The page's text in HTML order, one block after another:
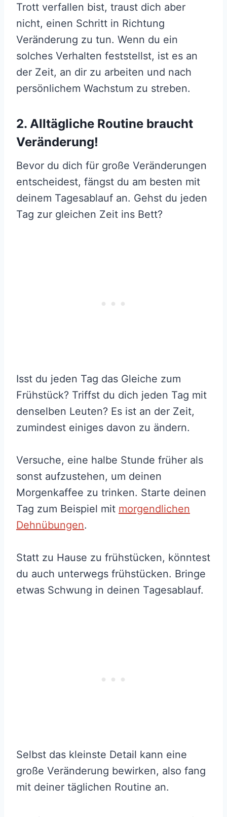
Trott verfallen bist, traust dich aber
nicht, einen Schritt in Richtung
Veränderung zu tun. Wenn du ein
solches Verhalten feststellst, ist es an
der Zeit, an dir zu arbeiten und nach
persönlichem Wachstum zu streben.
2. Alltägliche Routine braucht
Veränderung!
Bevor du dich für große Veränderungen
entscheidest, fängst du am besten mit
deinem Tagesablauf an. Gehst du jeden
Tag zur gleichen Zeit ins Bett?
Isst du jeden Tag das Gleiche zum
Frühstück? Triffst du dich jeden Tag mit
denselben Leuten? Es ist an der Zeit,
zumindest einiges davon zu ändern.
Versuche, eine halbe Stunde früher als
sonst aufzustehen, um deinen
Morgenkaffee zu trinken. Starte deinen
Tag zum Beispiel mit morgendlichen
Dehnübungen.
Statt zu Hause zu frühstücken, könntest
du auch unterwegs frühstücken. Bringe
etwas Schwung in deinen Tagesablauf.
Selbst das kleinste Detail kann eine
große Veränderung bewirken, also fang
mit deiner täglichen Routine an.